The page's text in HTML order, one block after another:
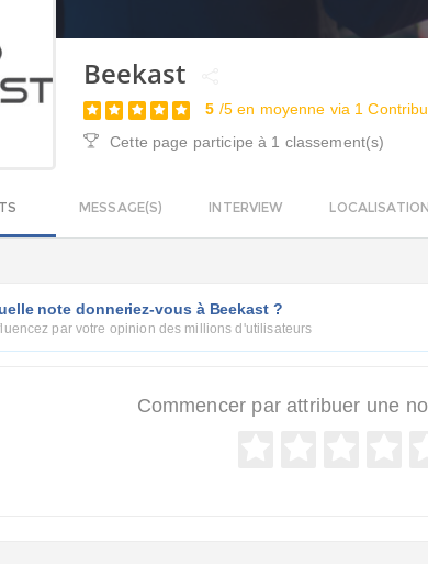
Beekast
5 /5 en moyenne via 1
Cette page participe à 1 classement(s)
MESSAGE(S) INTERVIEW LOCALISATION
note donneriez-vous à Beekast ?
par votre opinion des millions d'utilisateurs
Commencer par attribuer une